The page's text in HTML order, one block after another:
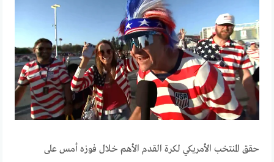
حقق المنتخب الأمريكي لكرة القدم الأهم خلال فوزه أمس على